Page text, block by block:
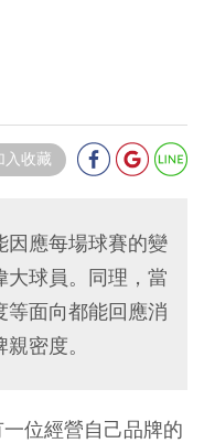
入收藏
因應每場球賽的變
大球員。同理，當
等面向都能回應消
密度。
位經營自己品牌的